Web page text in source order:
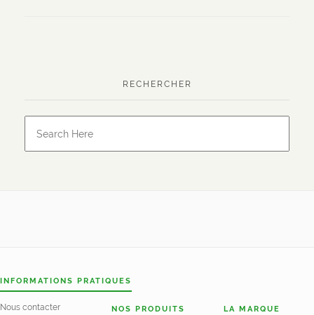
RECHERCHER
INFORMATIONS PRATIQUES
Nous contacter
NOS PRODUITS LA MARQUE